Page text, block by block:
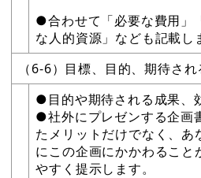
●合わせて「必要な費用」
な人的資源」なども記載し
（6-6）目標、目的、期待さ
●目的や期待される成果、
●社外にプレゼンする企画
たメリットだけでなく、あ
にこの企画にかかわること
やすく提示します。